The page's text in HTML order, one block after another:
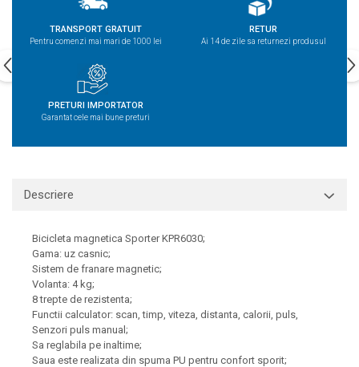
TRANSPORT GRATUIT
Pentru comenzi mai mari de 1000 lei
RETUR
Ai 14 de zile sa returnezi produsul
PRETURI IMPORTATOR
Garantat cele mai bune preturi
Descriere
Bicicleta magnetica Sporter KPR6030;
Gama: uz casnic;
Sistem de franare magnetic;
Volanta: 4 kg;
8 trepte de rezistenta;
Functii calculator: scan, timp, viteza, distanta, calorii, puls,
Senzori puls manual;
Sa reglabila pe inaltime;
Saua este realizata din spuma PU pentru confort sporit;